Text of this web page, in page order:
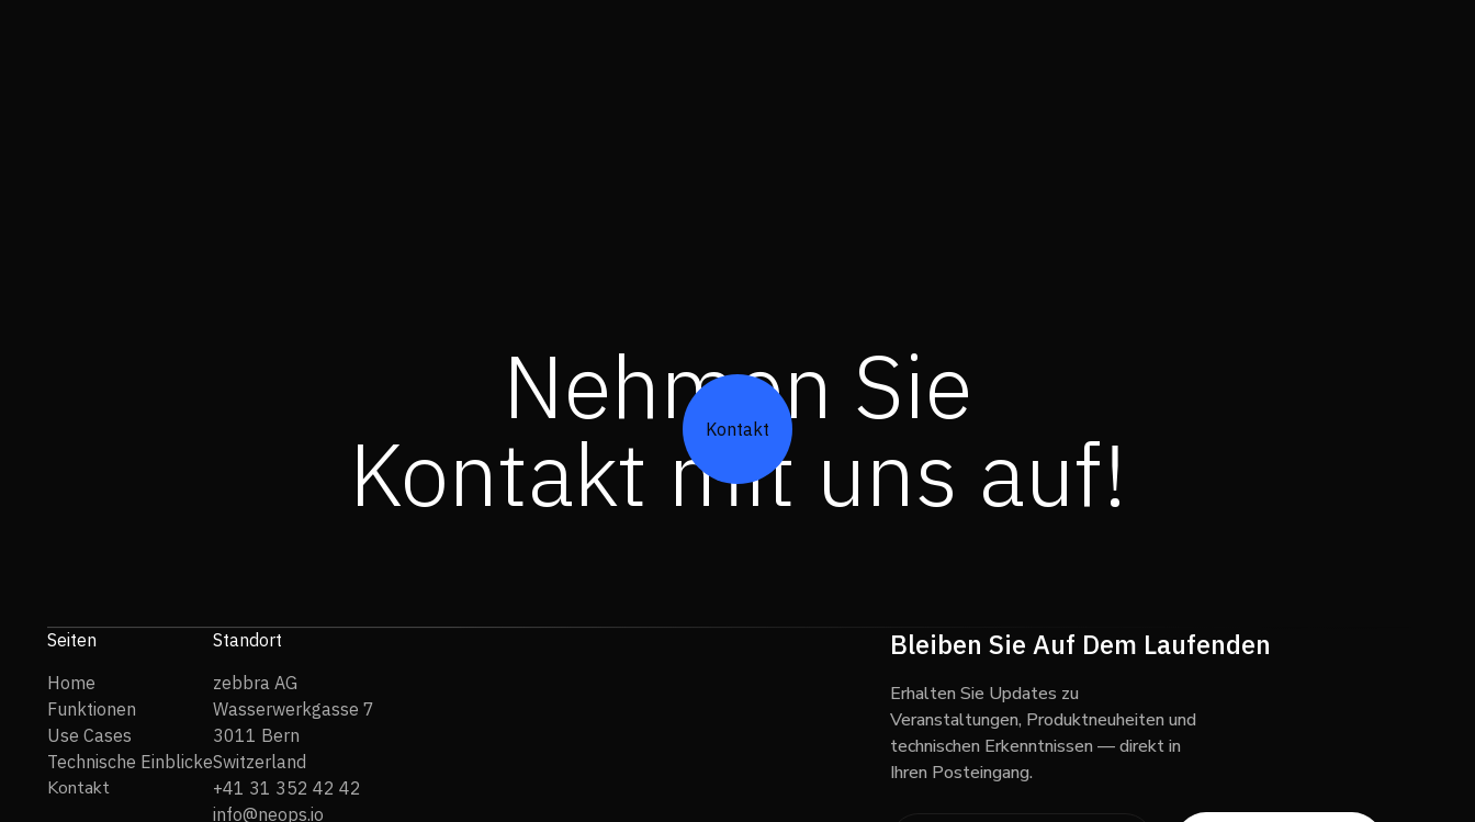
Nehmen Sie
Kontakt mit uns auf!
Kontakt
Seiten
Home
Funktionen
Use Cases
Technische Einblicke
Kontakt
Standort
zebbra AG
Wasserwerkgasse 7
3011 Bern
Switzerland
+41 31 352 42 42
info@neops.io
Bleiben Sie Auf Dem Laufenden
Erhalten Sie Updates zu
Veranstaltungen, Produktneuheiten und
technischen Erkenntnissen — direkt in
Ihren Posteingang.